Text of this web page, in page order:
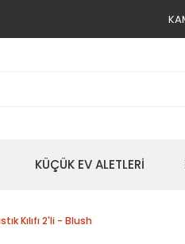
KÜÇÜK EV ALETLERİ
Kılıfı 2'li - Blush